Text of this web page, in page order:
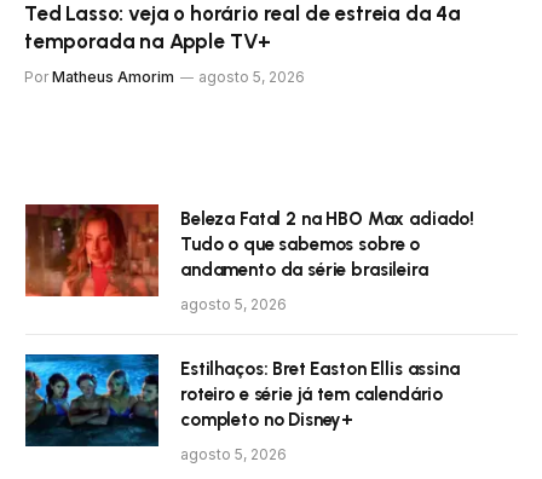
Ted Lasso: veja o horário real de estreia da 4ª
temporada na Apple TV+
Por Matheus Amorim agosto 5, 2026
Beleza Fatal 2 na HBO Max adiado!
Tudo o que sabemos sobre o
andamento da série brasileira
agosto 5, 2026
Estilhaços: Bret Easton Ellis assina
roteiro e série já tem calendário
completo no Disney+
agosto 5, 2026